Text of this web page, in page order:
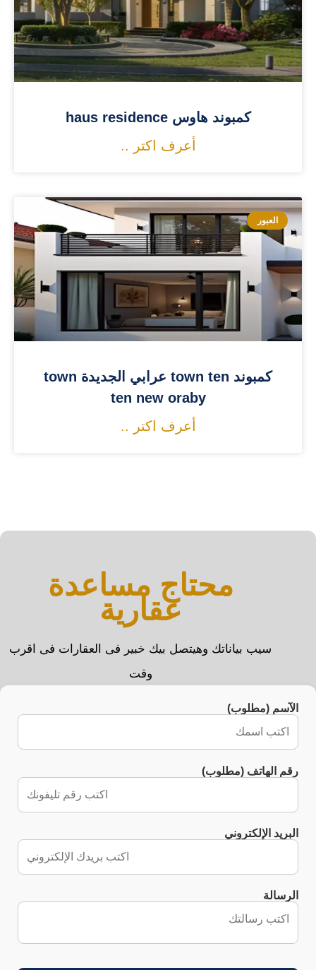
كمبوند هاوس haus residence
أعرف اكتر ..
العبور
كمبوند town ten عرابي الجديدة town
ten new oraby
أعرف اكتر ..
محتاج مساعدة
عقارية
سيب بياناتك وهيتصل بيك خبير فى العقارات فى اقرب
وقت
الآسم (مطلوب)
رقم الهاتف (مطلوب)
البريد الإلكتروني
الرسالة